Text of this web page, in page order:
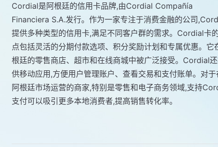
Cordial是阿根廷的信用卡品牌,由Cordial Compañía
Financiera S.A.发行。作为一家专注于消费金融的公司
提供多种类型的信用卡,满足不同客户群的需求。Cordial卡
点包括灵活的分期付款选项、积分奖励计划和专属优惠。它
根廷的零售商店、超市和在线商城中被广泛接受。Cordial
供移动应用,方便用户管理账户、查看交易和支付账单。对于
阿根廷市场运营的商家,特别是零售和电子商务领域,支持
支付可以吸引更多本地消费者,提高销售转化率。